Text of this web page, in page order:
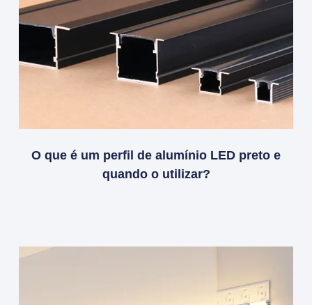
O que é um perfil de alumínio LED preto e
quando o utilizar?